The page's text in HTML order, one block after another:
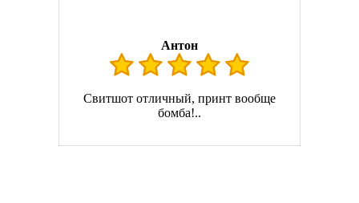
Антон
Свитшот отличный, принт вообще
бомба!..